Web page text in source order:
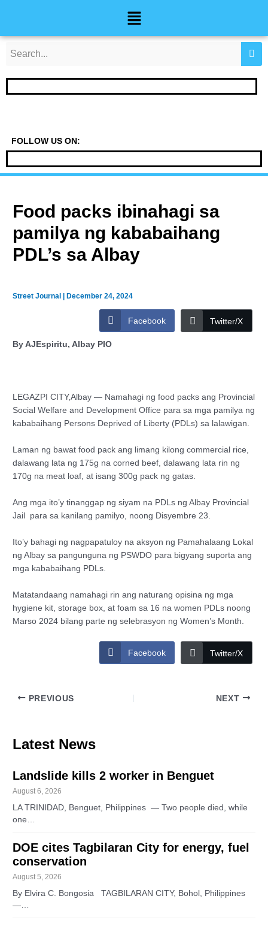
Menu
FOLLOW US ON:
Food packs ibinahagi sa
pamilya ng kababaihang
PDL’s sa Albay
Street Journal |December 24, 2024
Facebook Twitter/X
By AJEspiritu, Albay PIO
LEGAZPI CITY,Albay — Namahagi ng food packs ang Provincial
Social Welfare and Development Office para sa mga pamilya ng
kababaihang Persons Deprived of Liberty (PDLs) sa lalawigan.
Laman ng bawat food pack ang limang kilong commercial rice,
dalawang lata ng 175g na corned beef, dalawang lata rin ng
170g na meat loaf, at isang 300g pack ng gatas.
Ang mga ito’y tinanggap ng siyam na PDLs ng Albay Provincial
Jail para sa kanilang pamilyo, noong Disyembre 23.
Ito’y bahagi ng nagpapatuloy na aksyon ng Pamahalaang Lokal
ng Albay sa pangunguna ng PSWDO para bigyang suporta ang
mga kababaihang PDLs.
Matatandaang namahagi rin ang naturang opisina ng mga
hygiene kit, storage box, at foam sa 16 na women PDLs noong
Marso 2024 bilang parte ng selebrasyon ng Women’s Month.
Facebook Twitter/X
PREVIOUS NEXT
Latest News
Landslide kills 2 worker in Benguet
August 6, 2026
LA TRINIDAD, Benguet, Philippines — Two people died, while
one…
DOE cites Tagbilaran City for energy, fuel
conservation
August 5, 2026
By Elvira C. Bongosia TAGBILARAN CITY, Bohol, Philippines
—…